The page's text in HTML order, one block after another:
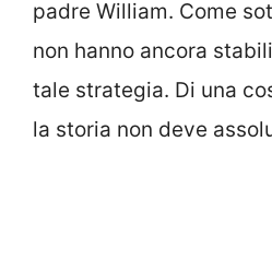
padre William. Come
non hanno ancora
tale strategia. Di una
la storia non deve